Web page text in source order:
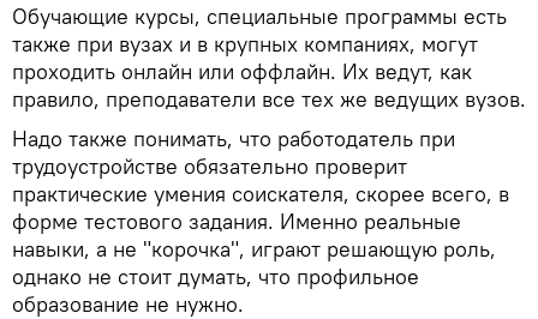
Обучающие курсы, специальные программы есть
также при вузах и в крупных компаниях, могут
проходить онлайн или оффлайн. Их ведут, как
правило, преподаватели все тех же ведущих вузов.
Надо также понимать, что работодатель при
трудоустройстве обязательно проверит
практические умения соискателя, скорее всего, в
форме тестового задания. Именно реальные
навыки, а не "корочка", играют решающую роль,
однако не стоит думать, что профильное
образование не нужно.